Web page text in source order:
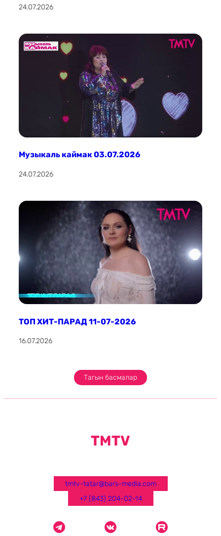
24.07.2026
Музыкаль каймак 03.07.2026
24.07.2026
ТОП ХИТ-ПАРАД 11-07-2026
16.07.2026
Тагын басмалар
TMTV
tmtv-tatar@bars-media.com
+7 (843) 204-02-14